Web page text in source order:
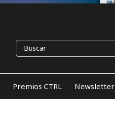
Premios CTRL Newsletter